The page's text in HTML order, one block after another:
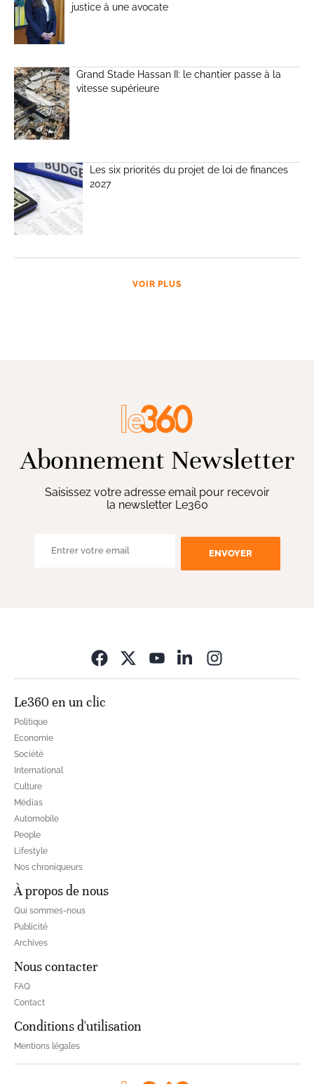
justice à une avocate
Grand Stade Hassan II: le chantier passe à la
vitesse supérieure
Les six priorités du projet de loi de finances
2027
VOIR PLUS
Abonnement Newsletter
Saisissez votre adresse email pour recevoir
la newsletter Le360
ENVOYER
Le360 en un clic
Politique
Economie
Société
International
Culture
Médias
Automobile
People
Lifestyle
Nos chroniqueurs
À propos de nous
Qui sommes-nous
Publicité
Archives
Nous contacter
FAQ
Contact
Conditions d'utilisation
Mentions légales